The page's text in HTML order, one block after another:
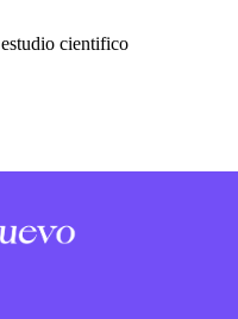
estudio cientifico